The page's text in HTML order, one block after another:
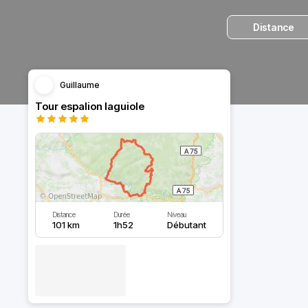
Distance
Guillaume
Tour espalion laguiole
Distance
101 km
Durée
1h52
Niveau
Débutant